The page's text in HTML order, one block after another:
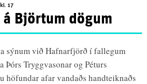
17
Björtum dögum
sýnum við Hafnarfjörð í fallegum
Þórs Tryggvasonar og Péturs
höfundar afar vandaðs handteiknaðs